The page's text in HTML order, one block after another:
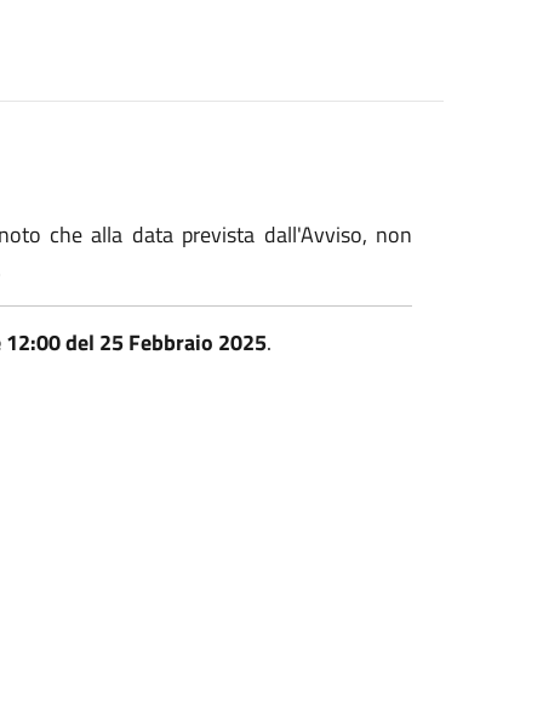
che alla data prevista dall'Avviso, non
12:00 del 25 Febbraio 2025.